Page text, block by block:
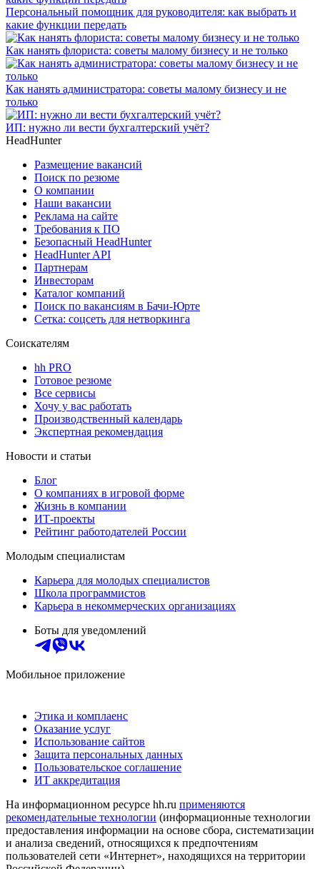
Персональный помощник для руководителя: как выбрать и
какие функции передать
Как нанять флориста: советы малому бизнесу и не только
Как нанять администратора: советы малому бизнесу и не
только
ИП: нужно ли вести бухгалтерский учёт?
HeadHunter
Размещение вакансий
Поиск по резюме
О компании
Наши вакансии
Реклама на сайте
Требования к ПО
Безопасный HeadHunter
HeadHunter API
Партнерам
Инвесторам
Каталог компаний
Поиск по вакансиям в Бачи-Юрте
Сетка: соцсеть для нетворкинга
Соискателям
hh PRO
Готовое резюме
Все сервисы
Хочу у вас работать
Производственный календарь
Экспертная рекомендация
Новости и статьи
Блог
О компаниях в игровой форме
Жизнь в компании
ИТ-проекты
Рейтинг работодателей России
Молодым специалистам
Карьера для молодых специалистов
Школа программистов
Карьера в некоммерческих организациях
Боты для уведомлений
Мобильное приложение
Этика и комплаенс
Оказание услуг
Использование сайтов
Защита персональных данных
Пользовательское соглашение
ИТ аккредитация
На информационном ресурсе hh.ru применяются
рекомендательные технологии (информационные технологии
предоставления информации на основе сбора, систематизации
и анализа сведений, относящихся к предпочтениям
пользователей сети «Интернет», находящихся на территории